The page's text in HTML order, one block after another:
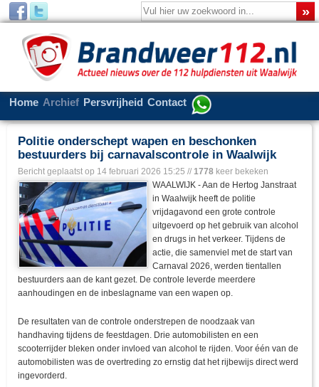
Home Archief Persvrijheid Contact
Politie onderschept wapen en beschonken
bestuurders bij carnavalscontrole in Waalwijk
Bericht geplaatst op 14 februari 2026 15:25 // 1778 keer bekeken
WAALWIJK - Aan de Hertog Janstraat
in Waalwijk heeft de politie
vrijdagavond een grote controle
uitgevoerd op het gebruik van alcohol
en drugs in het verkeer. Tijdens de
actie, die samenviel met de start van
Carnaval 2026, werden tientallen
bestuurders aan de kant gezet. De controle leverde meerdere
aanhoudingen en de inbeslagname van een wapen op.
De resultaten van de controle onderstrepen de noodzaak van
handhaving tijdens de feestdagen. Drie automobilisten en een
scooterrijder bleken onder invloed van alcohol te rijden. Voor één van de
automobilisten was de overtreding zo ernstig dat het rijbewijs direct werd
ingevorderd.